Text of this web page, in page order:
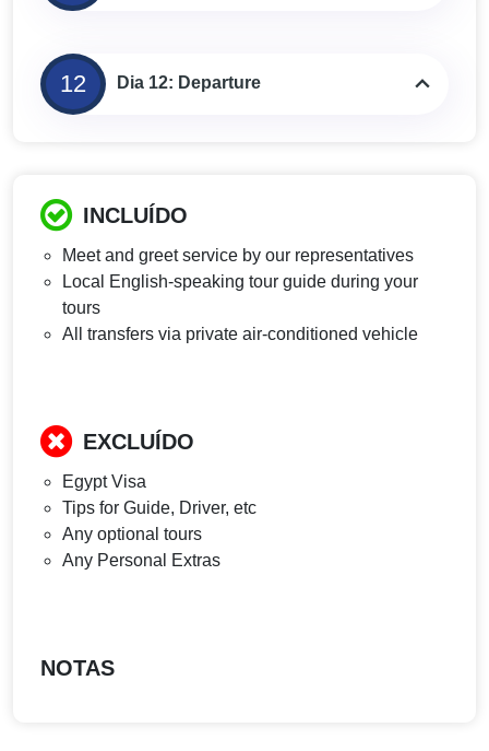
12 Dia 12: Departure
INCLUÍDO
Meet and greet service by our representatives
Local English-speaking tour guide during your
tours
All transfers via private air-conditioned vehicle
EXCLUÍDO
Egypt Visa
Tips for Guide, Driver, etc
Any optional tours
Any Personal Extras
NOTAS